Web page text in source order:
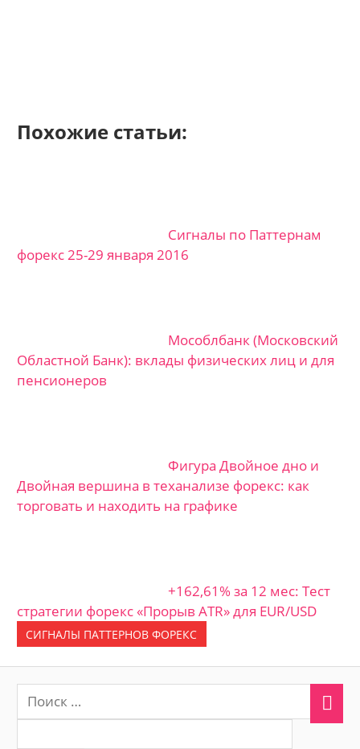
Похожие статьи:
Сигналы по Паттернам
форекс 25-29 января 2016
Мособлбанк (Московский
Областной Банк): вклады физических лиц и для
пенсионеров
Фигура Двойное дно и
Двойная вершина в теханализе форекс: как
торговать и находить на графике
+162,61% за 12 мес: Тест
стратегии форекс «Прорыв ATR» для EUR/USD
СИГНАЛЫ ПАТТЕРНОВ ФОРЕКС